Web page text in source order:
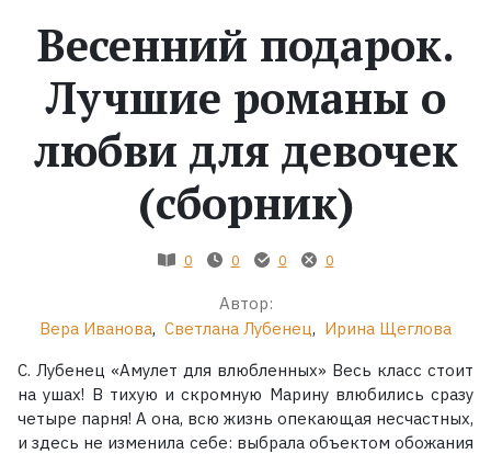
Экранизации
Коллекции
Весенний подарок.
Лучшие романы о
любви для девочек
(сборник)
0 0 0 0
Автор:
Вера Иванова, Светлана Лубенец, Ирина Щеглова
С. Лубенец «Амулет для влюбленных» Весь класс стоит
на ушах! В тихую и скромную Марину влюбились сразу
четыре парня! А она, всю жизнь опекающая несчастных,
и здесь не изменила себе: выбрала объектом обожания